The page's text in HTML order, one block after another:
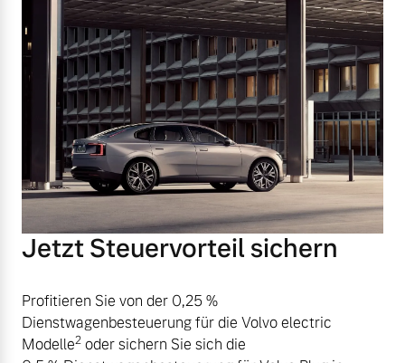
Jetzt Steuervorteil sichern
Profitieren Sie von der 0,25 %
Dienstwagenbesteuerung für die Volvo electric
Modelle2 oder sichern Sie sich die